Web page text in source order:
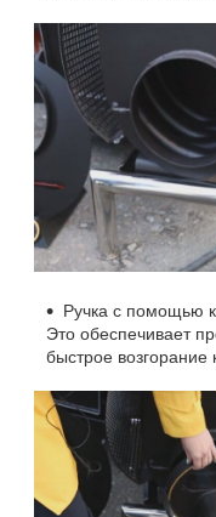
Ручка с помощью
Это обеспечивает
быстрое возгорание